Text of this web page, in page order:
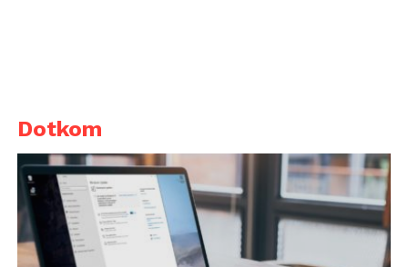
Dotkom